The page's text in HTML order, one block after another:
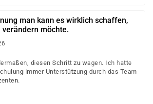
man kann es wirklich schaffen,
verändern möchte.
diesen Schritt zu wagen. Ich hatte
immer Unterstützung durch das Team